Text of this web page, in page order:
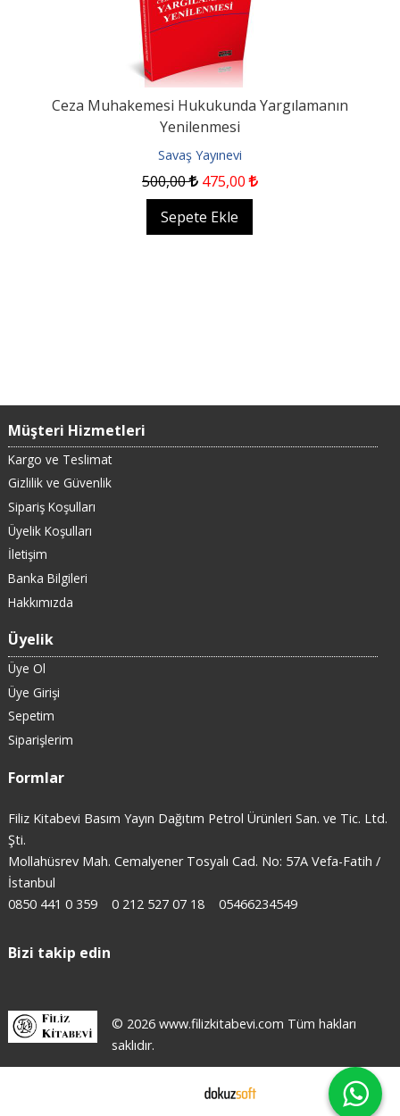
Ceza Muhakemesi Hukukunda Yargılamanın
Yenilenmesi
Savaş Yayınevi
500,00 475,00
Sepete Ekle
Müşteri Hizmetleri
Kargo ve Teslimat
Gizlilik ve Güvenlik
Sipariş Koşulları
Üyelik Koşulları
İletişim
Banka Bilgileri
Hakkımızda
Üyelik
Üye Ol
Üye Girişi
Sepetim
Siparişlerim
Formlar
Filiz Kitabevi Basım Yayın Dağıtım Petrol Ürünleri San. ve Tic. Ltd.
Şti.
Mollahüsrev Mah. Cemalyener Tosyalı Cad. No: 57A Vefa-Fatih /
İstanbul
0850 441 0 359
0 212 527 07 18 05466234549
Bizi takip edin
© 2026 www.filizkitabevi.com Tüm hakları
saklıdır.